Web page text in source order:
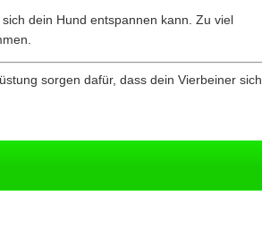
dein Hund entspannen kann. Zu viel
sorgen dafür, dass dein Vierbeiner sich